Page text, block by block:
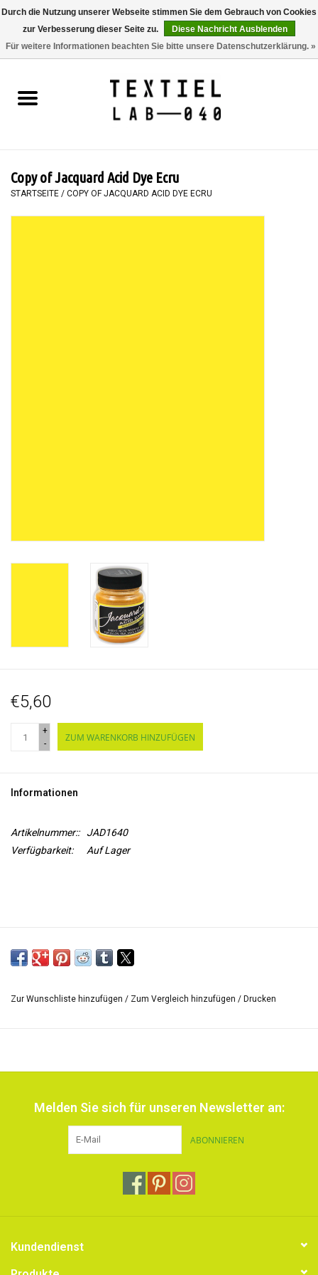
0 Artikel - €0,00
BÜCHER
MALEN
Copy of Jacquard Acid Dye Ecru
STARTSEITE / COPY OF JACQUARD ACID DYE ECRU
€5,60
+
-
ZUM WARENKORB HINZUFÜGEN
Informationen
Artikelnummer::
JAD1640
Verfügbarkeit:
Auf Lager
Zur Wunschliste hinzufügen / Zum Vergleich hinzufügen / Drucken
Melden Sie sich für unseren Newsletter an:
ABONNIEREN
Kundendienst
Durch die Nutzung unserer Webseite stimmen Sie dem Gebrauch von Cookies
zur Verbesserung dieser Seite zu.
Diese Nachricht Ausblenden
Für weitere Informationen beachten Sie bitte unsere Datenschutzerklärung. »